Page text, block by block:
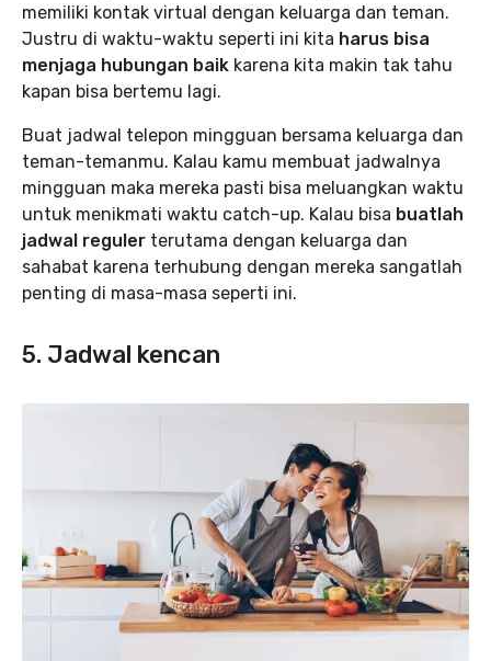
memiliki kontak virtual dengan keluarga dan teman.
Justru di waktu-waktu seperti ini kita harus bisa
menjaga hubungan baik karena kita makin tak tahu
kapan bisa bertemu lagi.
Buat jadwal telepon mingguan bersama keluarga dan
teman-temanmu. Kalau kamu membuat jadwalnya
mingguan maka mereka pasti bisa meluangkan waktu
untuk menikmati waktu catch-up. Kalau bisa buatlah
jadwal reguler terutama dengan keluarga dan
sahabat karena terhubung dengan mereka sangatlah
penting di masa-masa seperti ini.
5. Jadwal kencan